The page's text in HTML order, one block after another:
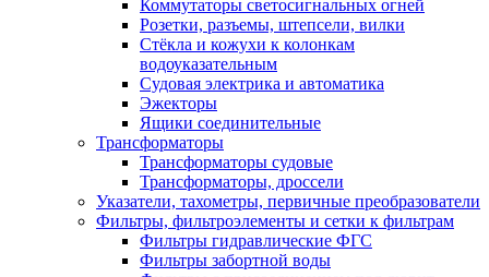
Коммутаторы светосигнальных огней
Розетки, разъемы, штепсели, вилки
Стёкла и кожухи к колонкам
водоуказательным
Судовая электрика и автоматика
Эжекторы
Ящики соединительные
Трансформаторы
Трансформаторы судовые
Трансформаторы, дроссели
Указатели, тахометры, первичные преобразователи
Фильтры, фильтроэлементы и сетки к фильтрам
Фильтры гидравлические ФГС
Фильтры забортной воды